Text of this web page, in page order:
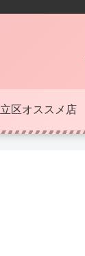
区オススメ店